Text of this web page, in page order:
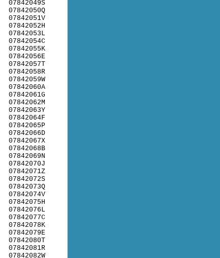
07842049S
07842050Q
07842051V
07842052H
07842053L
07842054C
07842055K
07842056E
07842057T
07842058R
07842059W
07842060A
07842061G
07842062M
07842063Y
07842064F
07842065P
07842066D
07842067X
07842068B
07842069N
07842070J
07842071Z
07842072S
07842073Q
07842074V
07842075H
07842076L
07842077C
07842078K
07842079E
07842080T
07842081R
07842082W